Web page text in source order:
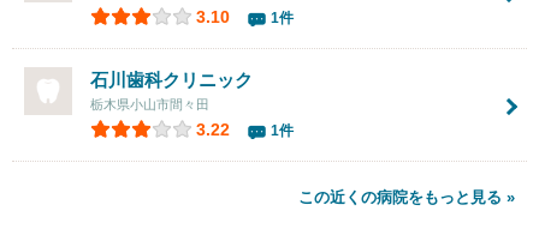
3.10 1件
石川歯科クリニック
栃木県小山市間々田
3.22 1件
この近くの病院をもっと見る »